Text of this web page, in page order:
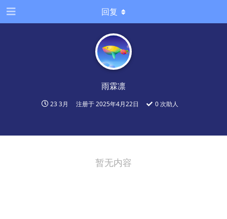
雨霖凛
23 3月 注册于2025年4月22日 0次助人
回复
暂无内容